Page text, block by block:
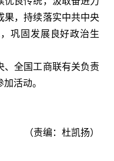
果，持续落实中共中央
巩固发展良好政治生
全国工商联有关负责
活动。
（责编：杜凯扬）